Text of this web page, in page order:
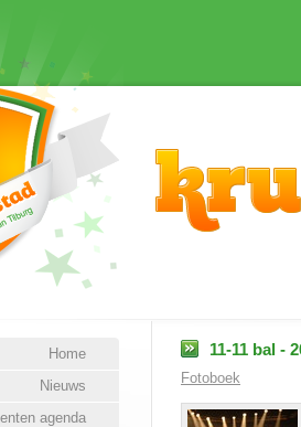
Home
Nieuws
agenda
11-11 bal -
Fotoboek